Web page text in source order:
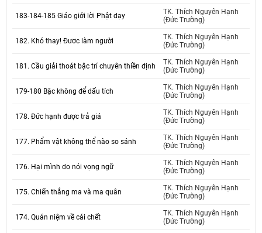
183-184-185 Giáo giới lời Phật dạy
TK. Thích Nguyên Hạnh
(Đức Trường)
182. Khó thay! Đươc làm người
TK. Thích Nguyên Hạnh
(Đức Trường)
181. Cầu giải thoát bậc trí chuyên thiền định
TK. Thích Nguyên Hạnh
(Đức Trường)
179-180 Bậc không để dấu tích
TK. Thích Nguyên Hạnh
(Đức Trường)
178. Đức hạnh được trả giá
TK. Thích Nguyên Hạnh
(Đức Trường)
177. Phẩm vật không thể nào so sánh
TK. Thích Nguyên Hạnh
(Đức Trường)
176. Hại mình do nói vọng ngữ
TK. Thích Nguyên Hạnh
(Đức Trường)
175. Chiến thắng ma và ma quân
TK. Thích Nguyên Hạnh
(Đức Trường)
174. Quán niệm về cái chết
TK. Thích Nguyên Hạnh
(Đức Trường)